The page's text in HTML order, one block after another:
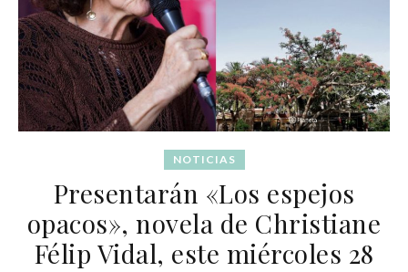
NOTICIAS
Presentarán «Los espejos
opacos», novela de Christiane
Félip Vidal, este miércoles 28